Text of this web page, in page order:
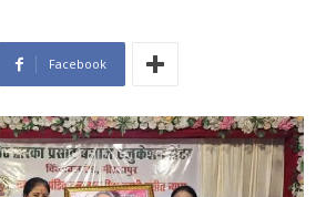
Facebook